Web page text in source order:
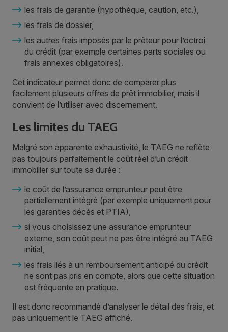
les frais de garantie (hypothèque, caution, etc.),
les frais de dossier,
les autres frais imposés par le prêteur pour l’octroi
du crédit (par exemple certaines parts sociales ou
frais annexes obligatoires).
Cet indicateur permet donc de comparer plus
facilement plusieurs offres de prêt immobilier, mais il
convient de l’utiliser avec discernement.
Les limites du TAEG
Malgré son apparente exhaustivité, le TAEG ne reflète
pas toujours parfaitement le coût réel d’un crédit
immobilier sur toute sa durée :
le coût de l’assurance emprunteur peut être
partiellement intégré (par exemple uniquement pour
les garanties décès et PTIA),
si vous choisissez une assurance emprunteur
externe, son coût peut ne pas être intégré au TAEG
initial,
les frais liés à un remboursement anticipé du crédit
ne sont pas pris en compte, alors que cette situation
est fréquente en pratique.
Il est donc recommandé d’analyser le détail des frais, et
pas uniquement le TAEG affiché.